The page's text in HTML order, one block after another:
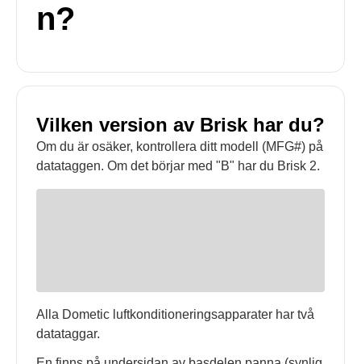
n?
Vilken version av Brisk har du?
Om du är osäker, kontrollera ditt modell (MFG#) på
datataggen. Om det börjar med "B" har du Brisk 2.
Alla Dometic luftkonditioneringsapparater har två
datataggar.